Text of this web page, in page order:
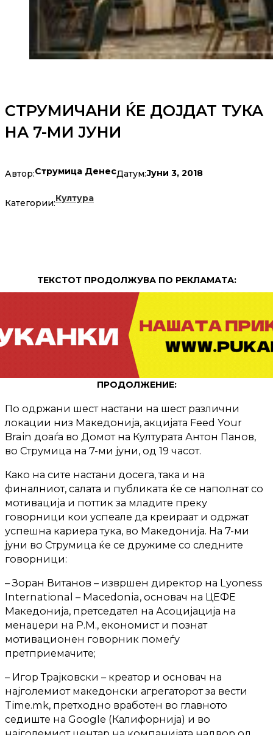
СТРУМИЧАНИ ЌЕ ДОЈДАТ ТУКА
НА 7-МИ ЈУНИ
Автор:Струмица ДенесДатум:Јуни 3, 2018
Категории:Култура
ТЕКСТОТ ПРОДОЛЖУВА ПО РЕКЛАМАТА:
ПРОДОЛЖЕНИЕ:
По одржани шест настани на шест различни
локации низ Македонија, акцијата Feed Your
Brain доаѓа во Домот на Културата Антон Панов,
во Струмица на 7-ми јуни, од 19 часот.
Како на сите настани досега, така и на
финалниот, салата и публиката ќе се наполнат со
мотивација и поттик за младите преку
говорници кои успеале да креираат и одржат
успешна кариера тука, во Македонија. На 7-ми
јуни во Струмица ќе се дружиме со следните
говорници:
– Зоран Витанов – извршен директор на Lyoness
International – Macedonia, основач на ЦЕФЕ
Македонија, претседател на Асоцијација на
менаџери на Р.М., економист и познат
мотивационен говорник помеѓу
претприемачите;
– Игор Трајковски – креатор и основач на
најголемиот македонски агрегаторот за вести
Time.mk, претходно вработен во главното
седиште на Google (Калифорнија) и во